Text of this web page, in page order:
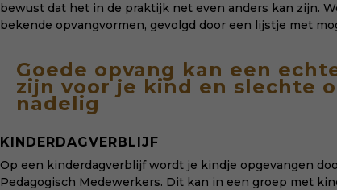
bewust dat het in de praktijk net even anders kan zijn.
bekende opvangvormen, gevolgd door een lijstje met
Goede opvang kan een
zijn voor je kind en slechte
nadelig
KINDERDAGVERBLIJF
Op een kinderdagverblijf wordt je kindje opgevangen
Pedagogisch Medewerkers. Dit kan in een groep met